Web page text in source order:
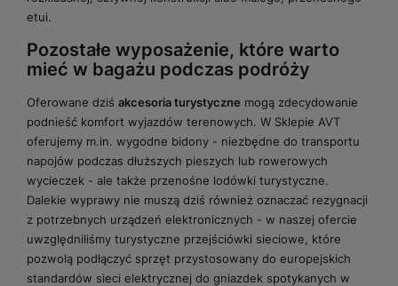
etui.
Pozostałe wyposażenie, które warto
mieć w bagażu podczas podróży
Oferowane dziś akcesoria turystyczne mogą zdecydowanie
podnieść komfort wyjazdów terenowych. W Sklepie AVT
oferujemy m.in. wygodne bidony - niezbędne do transportu
napojów podczas dłuższych pieszych lub rowerowych
wycieczek - ale także przenośne lodówki turystyczne.
Dalekie wyprawy nie muszą dziś również oznaczać rezygnacji
z potrzebnych urządzeń elektronicznych - w naszej ofercie
uwzględniliśmy turystyczne przejściówki sieciowe, które
pozwolą podłączyć sprzęt przystosowany do europejskich
standardów sieci elektrycznej do gniazdek spotykanych w